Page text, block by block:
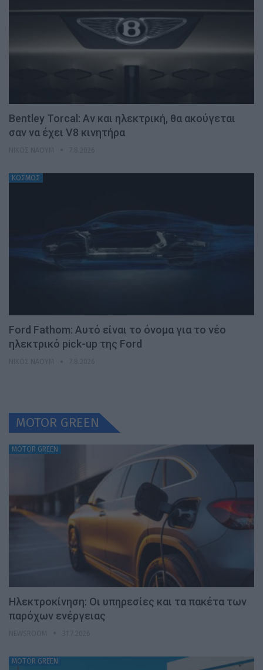
Bentley Torcal: Αν και ηλεκτρική, θα ακούγεται
σαν να έχει V8 κινητήρα
ΚΟΣΜΟΣ
Ford Fathom: Αυτό είναι το όνομα για το νέο
ηλεκτρικό pick-up της Ford
MOTOR GREEN
MOTOR GREEN
Ηλεκτροκίνηση: Οι υπηρεσίες και τα πακέτα των
παρόχων ενέργειας
MOTOR GREEN